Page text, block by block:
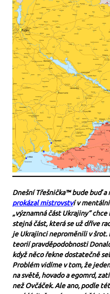
Dnešní Třešnička™ bude buď
prokázal mistrovství v
„významná část Ukrajiny“
stejná část, která se už dříve
je Ukrajinci neproměnili v šrot.
teorií pravděpodobnosti
když něco řekne dostatečně
Problém vidíme v tom, že
na světě, hovado a egomrd,
než Ovčáček. Ale ano, podle